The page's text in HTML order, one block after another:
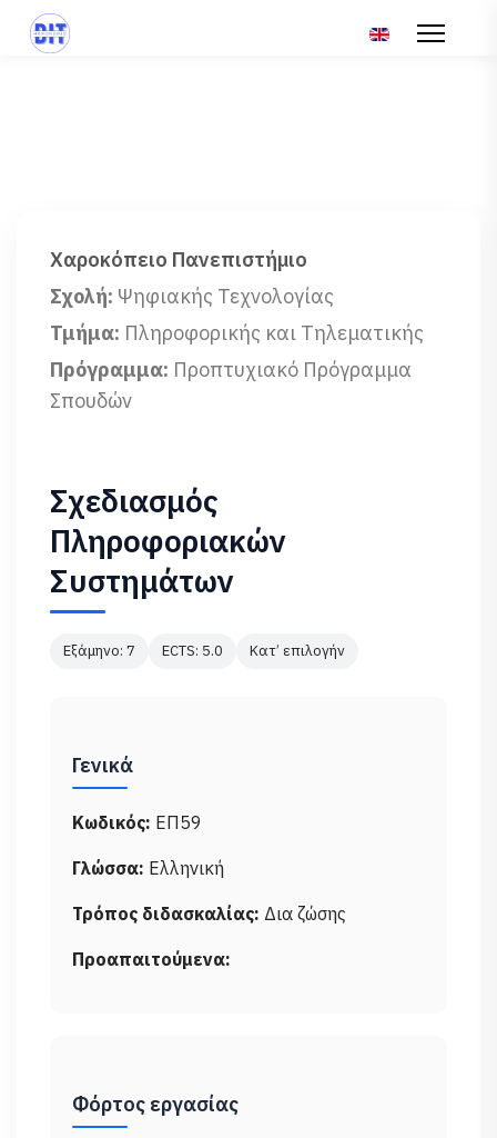
Επιλέξτε τη
Χαροκόπειο Πανεπιστήμιο
Σχολή: Ψηφιακής Τεχνολογίας
Τμήμα: Πληροφορικής και Τηλεματικής
Πρόγραμμα: Προπτυχιακό Πρόγραμμα
Σπουδών
Σχεδιασμός
Πληροφοριακών
Συστημάτων
Εξάμηνο: 7 ECTS: 5.0 Κατ’ επιλογήν
Γενικά
Κωδικός: ΕΠ59
Γλώσσα: Ελληνική
Τρόπος διδασκαλίας: Δια ζώσης
Προαπαιτούμενα:
Φόρτος εργασίας